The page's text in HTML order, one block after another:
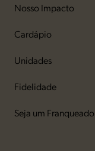
Nosso Impacto
Cardápio
Unidades
Fidelidade
Seja um Franqueado